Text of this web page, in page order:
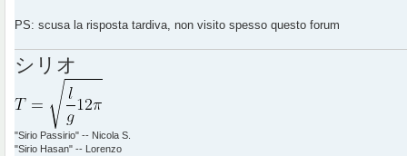
g
PS: scusa la risposta tardiva, non visito spesso questo forum
シリオ
"Sirio Passirio" -- Nicola S.
"Sirio Hasan" -- Lorenzo